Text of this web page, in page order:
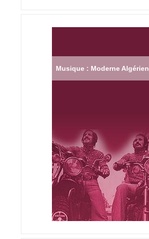
Musique : Moderne Algérien